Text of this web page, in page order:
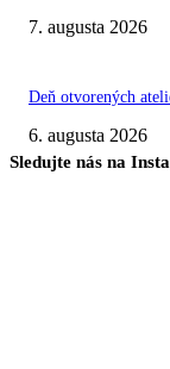
7. augusta 2026
Deň otvorených
6. augusta 2026
Sledujte nás na